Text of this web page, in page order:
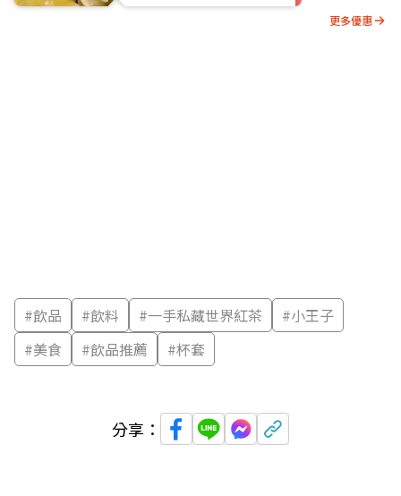
更多優惠
#飲品 #飲料 #一手私藏世界紅茶 #小王子
#美食 #飲品推薦 #杯套
分享：